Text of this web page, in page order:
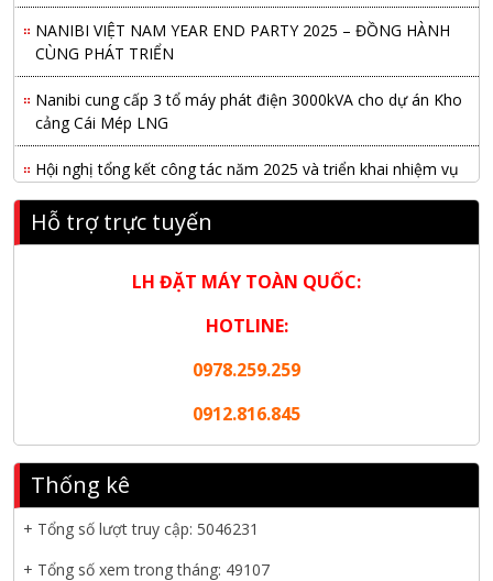
NANIBI VIỆT NAM YEAR END PARTY 2025 – ĐỒNG HÀNH
CÙNG PHÁT TRIỂN
Nanibi cung cấp 3 tổ máy phát điện 3000kVA cho dự án Kho
cảng Cái Mép LNG
Hội nghị tổng kết công tác năm 2025 và triển khai nhiệm vụ
năm 2026 do chi hội tàu du lịch Hạ Long
NANIBI khai trương văn phòng Ninh Bình & kỷ niệm 15 năm
Nanibi Cung Cấp Động Cơ Weichai Cho Tàu Vận Tải Minh
KHAI XUÂN 2026 – KHỞI ĐẦU MAY MẮN, VỮNG BƯỚC
THÀNH CÔNG
THƯ CHÚC MỪNG NĂM MỚI 2026
NANIBI VIỆT NAM YEAR END PARTY 2025 – ĐỒNG HÀNH
Hỗ trợ trực tuyến
LH ĐẶT MÁY TOÀN QUỐC:
HOTLINE:
0978.259.259
0912.816.845
Thống kê
+ Tổng số lượt truy cập: 5046231
+ Tổng số xem trong tháng: 49107